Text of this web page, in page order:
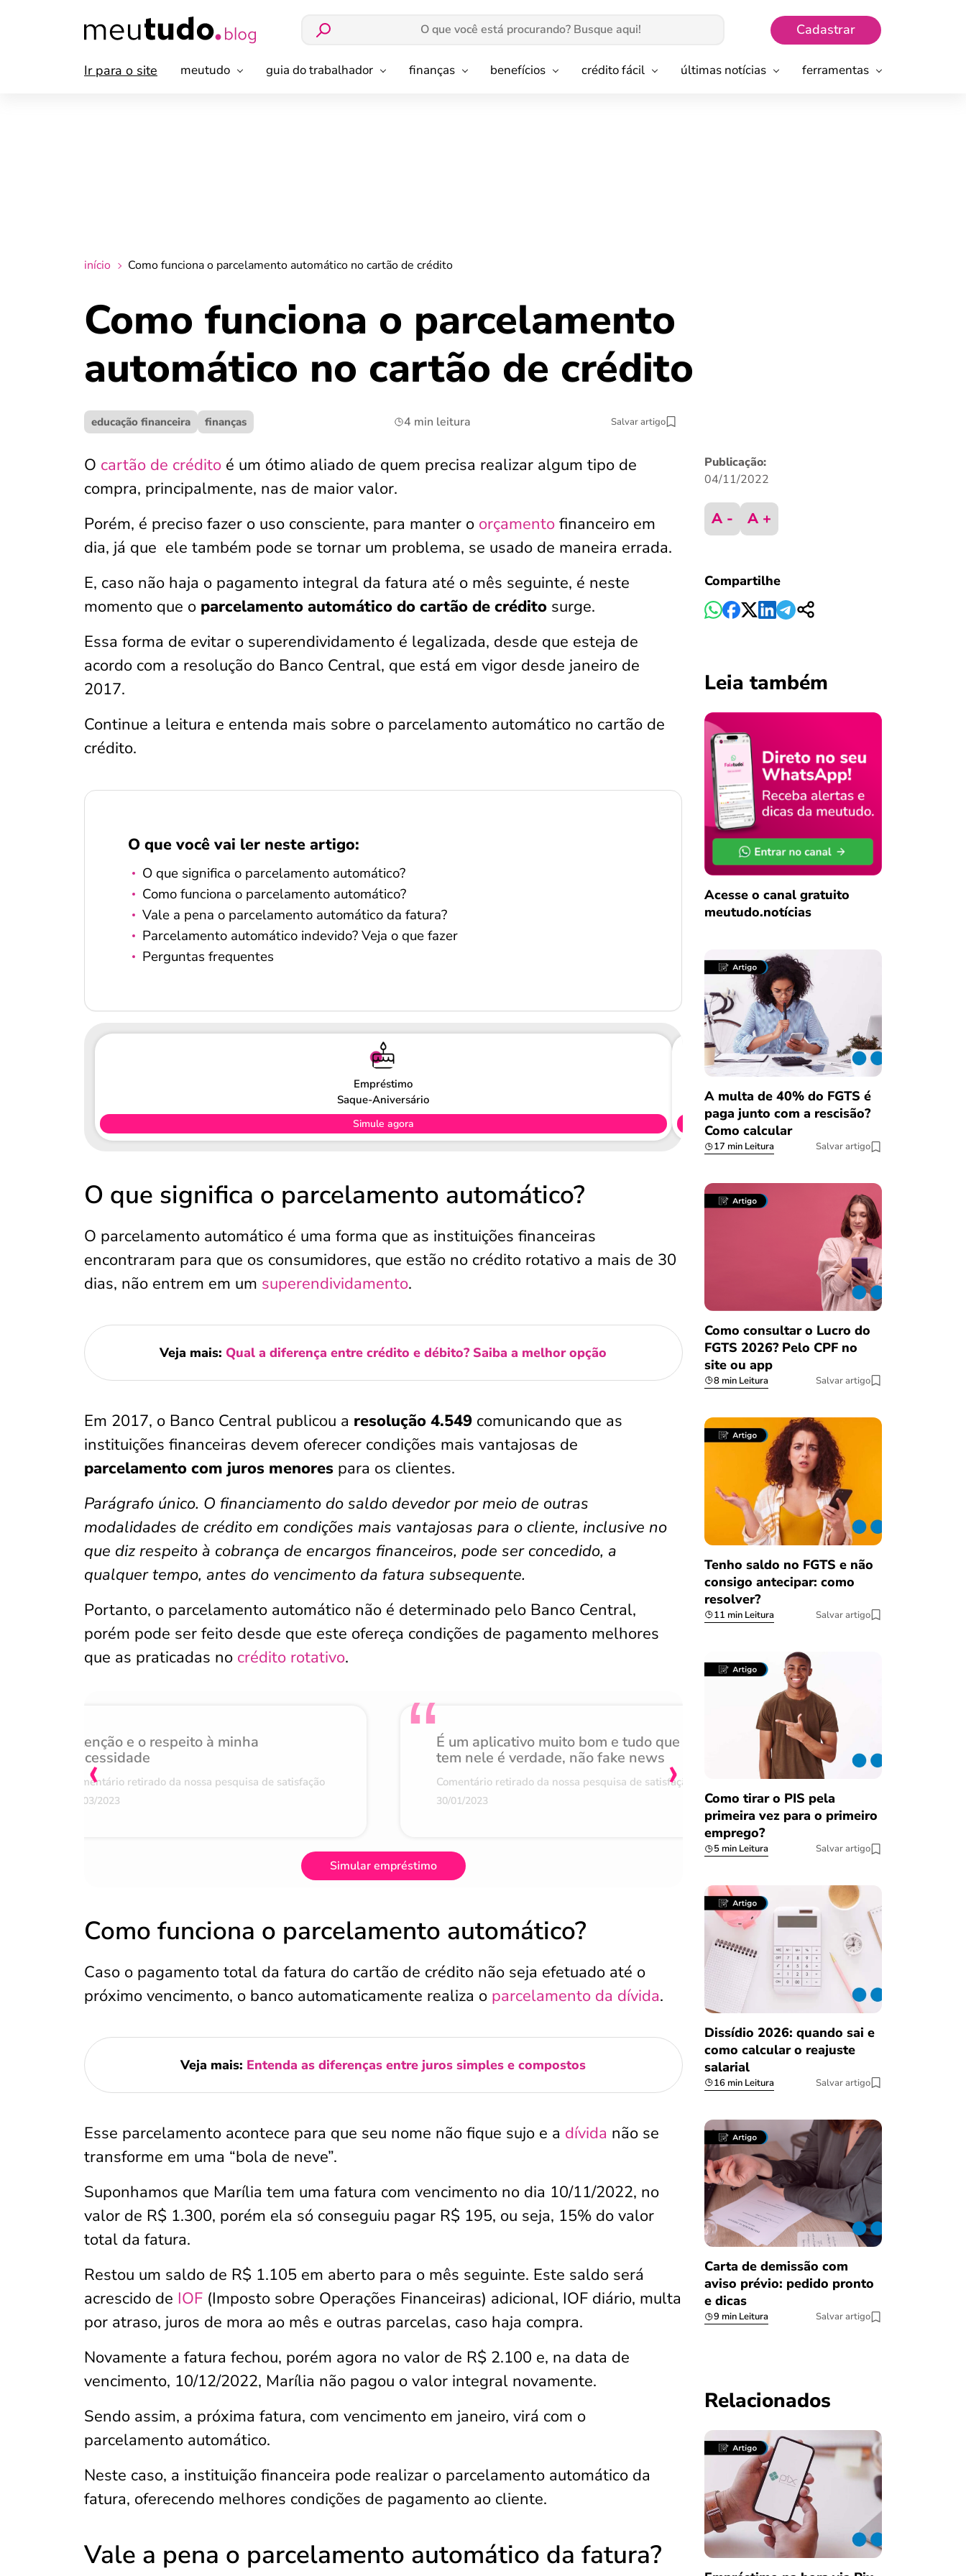
Cadastrar
Ir para o site meutudo guia do trabalhador finanças benefícios crédito fácil últimas notícias ferramentas
início Como funciona o parcelamento automático no cartão de crédito
Como funciona o parcelamento
automático no cartão de crédito
educação financeira finanças 4 min leitura Salvar artigo
O cartão de crédito é um ótimo aliado de quem precisa realizar algum tipo de
compra, principalmente, nas de maior valor.
Porém, é preciso fazer o uso consciente, para manter o orçamento financeiro em
dia, já que ele também pode se tornar um problema, se usado de maneira errada.
E, caso não haja o pagamento integral da fatura até o mês seguinte, é neste
momento que o parcelamento automático do cartão de crédito surge.
Essa forma de evitar o superendividamento é legalizada, desde que esteja de
acordo com a resolução do Banco Central, que está em vigor desde janeiro de
2017.
Continue a leitura e entenda mais sobre o parcelamento automático no cartão de
crédito.
O que você vai ler neste artigo:
O que significa o parcelamento automático?
Como funciona o parcelamento automático?
Vale a pena o parcelamento automático da fatura?
Parcelamento automático indevido? Veja o que fazer
Perguntas frequentes
Empréstimo
Saque-Aniversário
Simule agora
O que significa o parcelamento automático?
O parcelamento automático é uma forma que as instituições financeiras
encontraram para que os consumidores, que estão no crédito rotativo a mais de 30
dias, não entrem em um superendividamento.
Veja mais: Qual a diferença entre crédito e débito? Saiba a melhor opção
Em 2017, o Banco Central publicou a resolução 4.549 comunicando que as
instituições financeiras devem oferecer condições mais vantajosas de
parcelamento com juros menores para os clientes.
Parágrafo único. O financiamento do saldo devedor por meio de outras
modalidades de crédito em condições mais vantajosas para o cliente, inclusive no
que diz respeito à cobrança de encargos financeiros, pode ser concedido, a
qualquer tempo, antes do vencimento da fatura subsequente.
Portanto, o parcelamento automático não é determinado pelo Banco Central,
porém pode ser feito desde que este ofereça condições de pagamento melhores
que as praticadas no crédito rotativo.
Atenção e o respeito à minha
necessidade
Comentário retirado da nossa pesquisa de satisfação
07/03/2023
É um aplicativo muito bom e tudo que
tem nele é verdade, não fake news
Comentário retirado da nossa pesquisa de satisfação
30/01/2023
Achei muito rápido,
burocracia
Comentário retirado da nossa
08/03/2023
‹ ›
Simular empréstimo
Como funciona o parcelamento automático?
Caso o pagamento total da fatura do cartão de crédito não seja efetuado até o
próximo vencimento, o banco automaticamente realiza o parcelamento da dívida.
Veja mais: Entenda as diferenças entre juros simples e compostos
Esse parcelamento acontece para que seu nome não fique sujo e a dívida não se
transforme em uma “bola de neve”.
Suponhamos que Marília tem uma fatura com vencimento no dia 10/11/2022, no
valor de R$ 1.300, porém ela só conseguiu pagar R$ 195, ou seja, 15% do valor
total da fatura.
Restou um saldo de R$ 1.105 em aberto para o mês seguinte. Este saldo será
acrescido de IOF (Imposto sobre Operações Financeiras) adicional, IOF diário, multa
por atraso, juros de mora ao mês e outras parcelas, caso haja compra.
Novamente a fatura fechou, porém agora no valor de R$ 2.100 e, na data de
vencimento, 10/12/2022, Marília não pagou o valor integral novamente.
Sendo assim, a próxima fatura, com vencimento em janeiro, virá com o
parcelamento automático.
Neste caso, a instituição financeira pode realizar o parcelamento automático da
fatura, oferecendo melhores condições de pagamento ao cliente.
Vale a pena o parcelamento automático da fatura?
Publicação:
04/11/2022
A - A +
Compartilhe
Leia também
Acesse o canal gratuito
meutudo.notícias
A multa de 40% do FGTS é
paga junto com a rescisão?
Como calcular
17 min Leitura Salvar artigo
Como consultar o Lucro do
FGTS 2026? Pelo CPF no
site ou app
8 min Leitura Salvar artigo
Tenho saldo no FGTS e não
consigo antecipar: como
resolver?
11 min Leitura Salvar artigo
Como tirar o PIS pela
primeira vez para o primeiro
emprego?
5 min Leitura Salvar artigo
Dissídio 2026: quando sai e
como calcular o reajuste
salarial
16 min Leitura Salvar artigo
Carta de demissão com
aviso prévio: pedido pronto
e dicas
9 min Leitura Salvar artigo
Relacionados